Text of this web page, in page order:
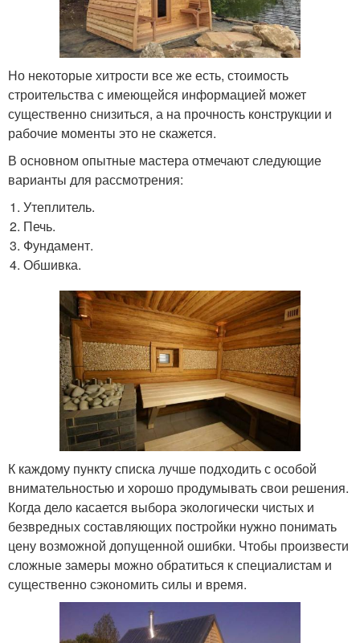
Но некоторые хитрости все же есть, стоимость
строительства с имеющейся информацией может
существенно снизиться, а на прочность конструкции и
рабочие моменты это не скажется.
В основном опытные мастера отмечают следующие
варианты для рассмотрения:
Утеплитель.
Печь.
Фундамент.
Обшивка.
К каждому пункту списка лучше подходить с особой
внимательностью и хорошо продумывать свои решения.
Когда дело касается выбора экологически чистых и
безвредных составляющих постройки нужно понимать
цену возможной допущенной ошибки. Чтобы произвести
сложные замеры можно обратиться к специалистам и
существенно сэкономить силы и время.